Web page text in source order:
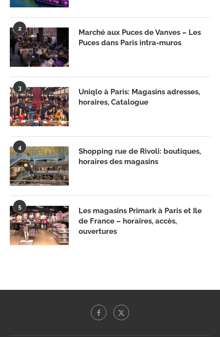
2
Marché aux Puces de Vanves – Les
Puces dans Paris intra-muros
3
Uniqlo à Paris: Magasins adresses,
horaires, Catalogue
4
Shopping rue de Rivoli: boutiques,
horaires des magasins
5
Les magasins Primark à Paris et Ile
de France – horaires, accès,
ouvertures